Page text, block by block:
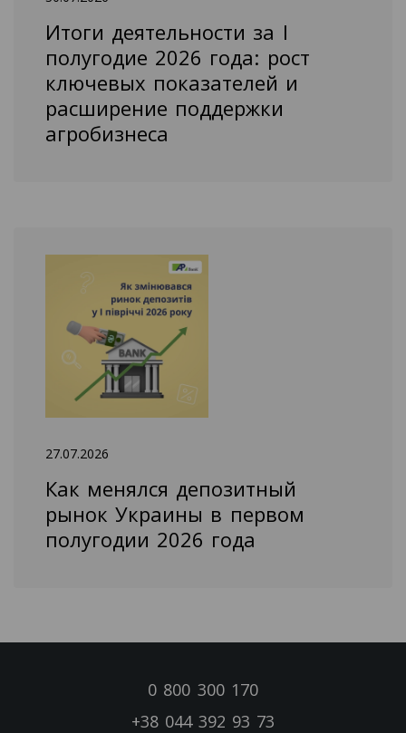
Итоги деятельности за I
полугодие 2026 года: рост
ключевых показателей и
расширение поддержки
агробизнеса
27.07.2026
Как менялся депозитный
рынок Украины в первом
полугодии 2026 года
0 800 300 170
+38 044 392 93 73